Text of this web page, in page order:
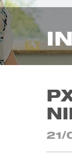
21/